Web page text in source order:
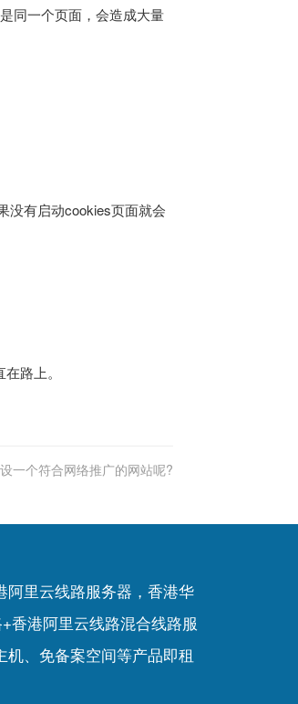
同一个页面，会造成大量
没有启动cookies页面就会
路上。
一个符合网络推广的网站呢?
里云线路服务器，香港华
香港阿里云线路混合线路服
机、 免备案空间等产品即租